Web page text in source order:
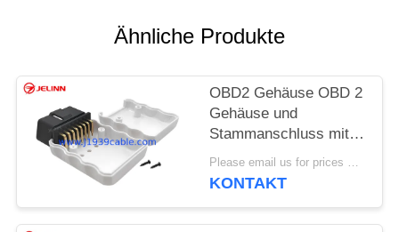
SITEMAP
PRIVACY
POLICY
Ähnliche Produkte
OBD2 Gehäuse OBD 2
Gehäuse und
Stammanschluss mit
rechtwinkligen Pins
Please email us for prices MOQ:100 Stück
KONTAKT